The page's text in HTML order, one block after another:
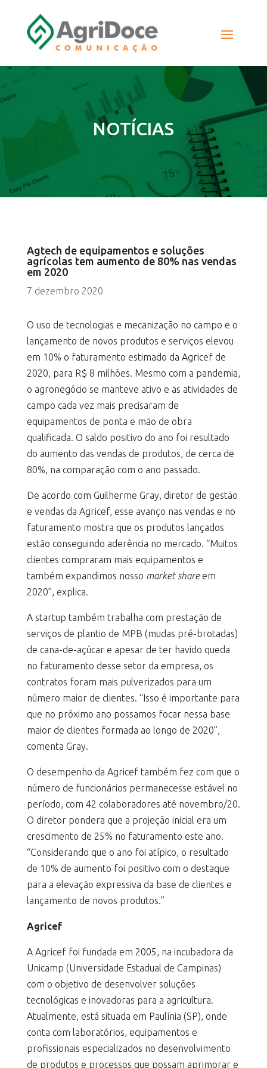
NOTÍCIAS
Agtech de equipamentos e soluções
agrícolas tem aumento de 80% nas vendas
em 2020
7 dezembro 2020
O uso de tecnologias e mecanização no campo e o
lançamento de novos produtos e serviços elevou
em 10% o faturamento estimado da Agricef de
2020, para R$ 8 milhões. Mesmo com a pandemia,
o agronegócio se manteve ativo e as atividades de
campo cada vez mais precisaram de
equipamentos de ponta e mão de obra
qualificada. O saldo positivo do ano foi resultado
do aumento das vendas de produtos, de cerca de
80%, na comparação com o ano passado.
De acordo com Guilherme Gray, diretor de gestão
e vendas da Agricef, esse avanço nas vendas e no
faturamento mostra que os produtos lançados
estão conseguindo aderência no mercado. “Muitos
clientes compraram mais equipamentos e
também expandimos nosso market shareem
2020”, explica.
A startup também trabalha com prestação de
serviços de plantio de MPB (mudas pré-brotadas)
de cana-de-açúcar e apesar de ter havido queda
no faturamento desse setor da empresa, os
contratos foram mais pulverizados para um
número maior de clientes. “Isso é importante para
que no próximo ano possamos focar nessa base
maior de clientes formada ao longo de 2020”,
comenta Gray.
O desempenho da Agricef também fez com que o
número de funcionários permanecesse estável no
período, com 42 colaboradores até novembro/20.
O diretor pondera que a projeção inicial era um
crescimento de 25% no faturamento este ano.
“Considerando que o ano foi atípico, o resultado
de 10% de aumento foi positivo com o destaque
para a elevação expressiva da base de clientes e
lançamento de novos produtos.”
Agricef
A Agricef foi fundada em 2005, na incubadora da
Unicamp (Universidade Estadual de Campinas)
com o objetivo de desenvolver soluções
tecnológicas e inovadoras para a agricultura.
Atualmente, está situada em Paulínia (SP), onde
conta com laboratórios, equipamentos e
profissionais especializados no desenvolvimento
de produtos e processos que possam aprimorar e